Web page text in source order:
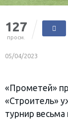
127
просм.
05/04/2023
«Прометей»
«Строитель»
турнир